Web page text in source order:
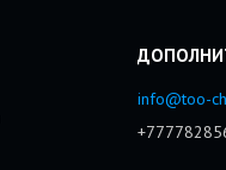
info@too-